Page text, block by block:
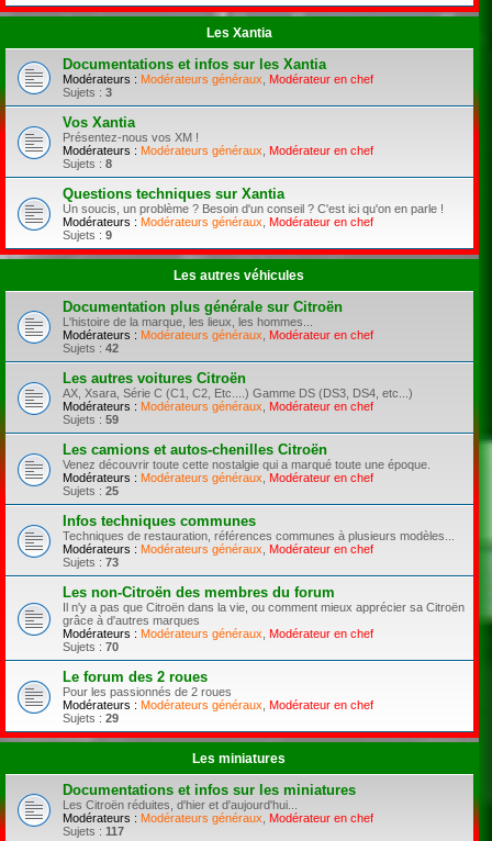
Les Xantia
Documentations et infos sur les Xantia
Modérateurs : Modérateurs généraux
Modérateur en chef
Sujets : 3
Vos Xantia
Présentez-nous vos XM !
Modérateurs : Modérateurs généraux
Modérateur en chef
Sujets : 8
Questions techniques sur Xantia
Un soucis, un problème ? Besoin d'un conseil ? C'est ici qu'on en parle !
Modérateurs : Modérateurs généraux Modérateur en chef
Sujets : 9
Les autres véhicules
Documentation plus générale sur Citroën
L'histoire de la marque, les lieux, les hommes...
Modérateurs : Modérateurs généraux
Modérateur en chef
Sujets : 42
Les autres voitures Citroën
AX, Xsara, Série C (C1, C2, Etc....) Gamme DS (DS3, DS4, etc...)
Modérateurs : Modérateurs généraux
Modérateur en chef
Sujets : 59
Les camions et autos-chenilles Citroën
Venez découvrir toute cette nostalgie qui a marqué toute une époque.
Modérateurs : Modérateurs généraux
Modérateur en chef
Sujets : 25
Infos techniques communes
Techniques de restauration, références communes à plusieurs modèles...
Modérateurs : Modérateurs généraux
Modérateur en chef
Sujets : 73
Les non-Citroën des membres du forum
Il n'y a pas que Citroën dans la vie, ou comment mieux apprécier sa Citroën
grâce à d'autres marques
Modérateurs : Modérateurs généraux
Modérateur en chef
Sujets : 70
Le forum des 2 roues
Pour les passionnés de 2 roues
Modérateurs : Modérateurs généraux Modérateur en chef
Sujets : 29
Les miniatures
Documentations et infos sur les miniatures
Les Citroën réduites, d'hier et d'aujourd'hui...
Modérateurs : Modérateurs généraux
Modérateur en chef
Sujets : 117